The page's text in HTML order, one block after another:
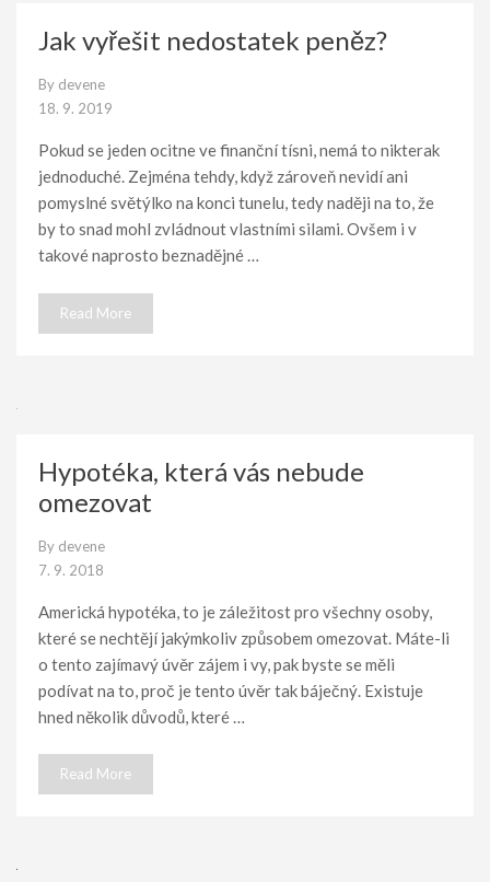
Jak vyřešit nedostatek peněz?
By devene
18. 9. 2019
Pokud se jeden ocitne ve finanční tísni, nemá to nikterak
jednoduché. Zejména tehdy, když zároveň nevidí ani
pomyslné světýlko na konci tunelu, tedy naději na to, že
by to snad mohl zvládnout vlastními silami. Ovšem i v
takové naprosto beznadějné …
Read More
Hypotéka, která vás nebude
omezovat
By devene
7. 9. 2018
Americká hypotéka, to je záležitost pro všechny osoby,
které se nechtějí jakýmkoliv způsobem omezovat. Máte-li
o tento zajímavý úvěr zájem i vy, pak byste se měli
podívat na to, proč je tento úvěr tak báječný. Existuje
hned několik důvodů, které …
Read More